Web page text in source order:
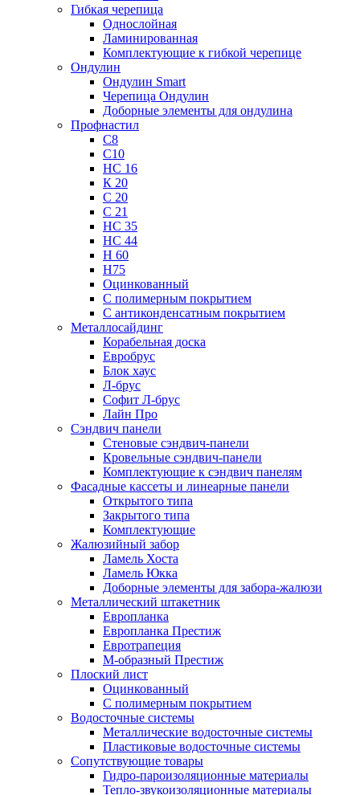
Гибкая черепица
Однослойная
Ламинированная
Комплектующие к гибкой черепице
Ондулин
Ондулин Smart
Черепица Ондулин
Доборные элементы для ондулина
Профнастил
С8
С10
НС 16
К 20
С 20
С 21
НС 35
НС 44
Н 60
Н75
Оцинкованный
С полимерным покрытием
С антиконденсатным покрытием
Металлосайдинг
Корабельная доска
Евробрус
Блок хаус
Л-брус
Софит Л-брус
Лайн Про
Сэндвич панели
Стеновые сэндвич-панели
Кровельные сэндвич-панели
Комплектующие к сэндвич панелям
Фасадные кассеты и линеарные панели
Открытого типа
Закрытого типа
Комплектующие
Жалюзийный забор
Ламель Хоста
Ламель Юкка
Доборные элементы для забора-жалюзи
Металлический штакетник
Европланка
Европланка Престиж
Евротрапеция
М-образный Престиж
Плоский лист
Оцинкованный
С полимерным покрытием
Водосточные системы
Металлические водосточные системы
Пластиковые водосточные системы
Сопутствующие товары
Гидро-пароизоляционные материалы
Тепло-звукоизоляционные материалы